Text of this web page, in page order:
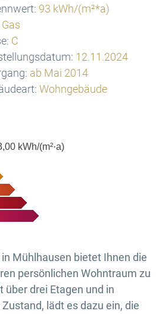
93 kWh/(m²*a)
Gas
C
12.11.2024
ab Mai 2014
Wohngebäude
kWh/(m²·a)
Mühlhausen bietet Ihnen die
persönlichen Wohntraum zu
drei Etagen und in
lädt es dazu ein, die